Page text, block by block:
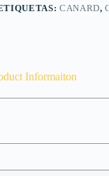
CANARD,
Informaiton